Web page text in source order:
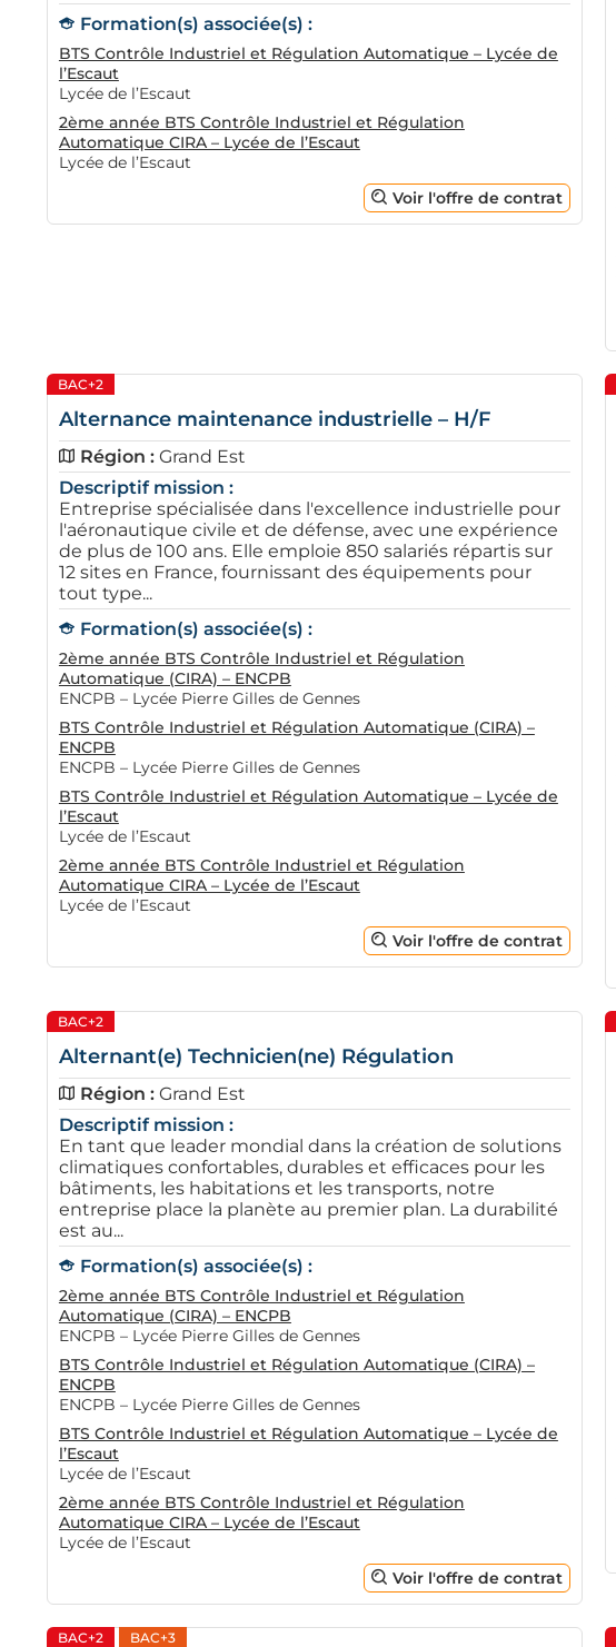
Formation(s) associée(s) :
BTS Contrôle Industriel et Régulation Automatique – Lycée de
l’Escaut
Lycée de l’Escaut
2ème année BTS Contrôle Industriel et Régulation
Automatique CIRA – Lycée de l’Escaut
Lycée de l’Escaut
Voir l'offre de contrat
BAC+2
Alternance maintenance industrielle – H/F
Région : Grand Est
Descriptif mission :
Entreprise spécialisée dans l'excellence industrielle pour
l'aéronautique civile et de défense, avec une expérience
de plus de 100 ans. Elle emploie 850 salariés répartis sur
12 sites en France, fournissant des équipements pour
tout type...
Formation(s) associée(s) :
2ème année BTS Contrôle Industriel et Régulation
Automatique (CIRA) – ENCPB
ENCPB – Lycée Pierre Gilles de Gennes
BTS Contrôle Industriel et Régulation Automatique (CIRA) –
ENCPB
ENCPB – Lycée Pierre Gilles de Gennes
BTS Contrôle Industriel et Régulation Automatique – Lycée de
l’Escaut
Lycée de l’Escaut
2ème année BTS Contrôle Industriel et Régulation
Automatique CIRA – Lycée de l’Escaut
Lycée de l’Escaut
Voir l'offre de contrat
BAC+2
Alternant(e) Technicien(ne) Régulation
Région : Grand Est
Descriptif mission :
En tant que leader mondial dans la création de solutions
climatiques confortables, durables et efficaces pour les
bâtiments, les habitations et les transports, notre
entreprise place la planète au premier plan. La durabilité
est au...
Formation(s) associée(s) :
2ème année BTS Contrôle Industriel et Régulation
Automatique (CIRA) – ENCPB
ENCPB – Lycée Pierre Gilles de Gennes
BTS Contrôle Industriel et Régulation Automatique (CIRA) –
ENCPB
ENCPB – Lycée Pierre Gilles de Gennes
BTS Contrôle Industriel et Régulation Automatique – Lycée de
l’Escaut
Lycée de l’Escaut
2ème année BTS Contrôle Industriel et Régulation
Automatique CIRA – Lycée de l’Escaut
Lycée de l’Escaut
Voir l'offre de contrat
BAC+2 BAC+3